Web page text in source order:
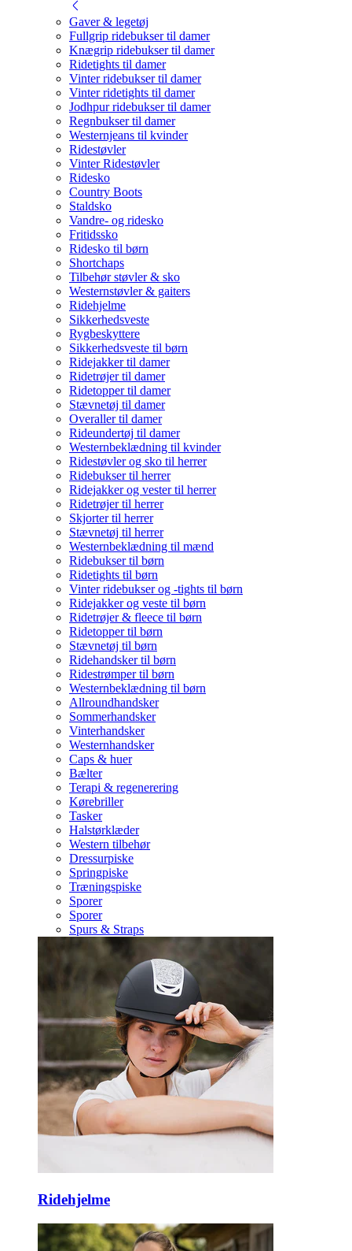
Gaver & legetøj
Fullgrip ridebukser til damer
Knægrip ridebukser til damer
Ridetights til damer
Vinter ridebukser til damer
Vinter ridetights til damer
Jodhpur ridebukser til damer
Regnbukser til damer
Westernjeans til kvinder
Ridestøvler
Vinter Ridestøvler
Ridesko
Country Boots
Staldsko
Vandre- og ridesko
Fritidssko
Ridesko til børn
Shortchaps
Tilbehør støvler & sko
Westernstøvler & gaiters
Ridehjelme
Sikkerhedsveste
Rygbeskyttere
Sikkerhedsveste til børn
Ridejakker til damer
Ridetrøjer til damer
Ridetopper til damer
Stævnetøj til damer
Overaller til damer
Rideundertøj til damer
Westernbeklædning til kvinder
Ridestøvler og sko til herrer
Ridebukser til herrer
Ridejakker og vester til herrer
Ridetrøjer til herrer
Skjorter til herrer
Stævnetøj til herrer
Westernbeklædning til mænd
Ridebukser til børn
Ridetights til børn
Vinter ridebukser og -tights til børn
Ridejakker og veste til børn
Ridetrøjer & fleece til børn
Ridetopper til børn
Stævnetøj til børn
Ridehandsker til børn
Ridestrømper til børn
Westernbeklædning til børn
Allroundhandsker
Sommerhandsker
Vinterhandsker
Westernhandsker
Caps & huer
Bælter
Terapi & regenerering
Kørebriller
Tasker
Halstørklæder
Western tilbehør
Dressurpiske
Springpiske
Træningspiske
Sporer
Sporer
Spurs & Straps
Ridehjelme